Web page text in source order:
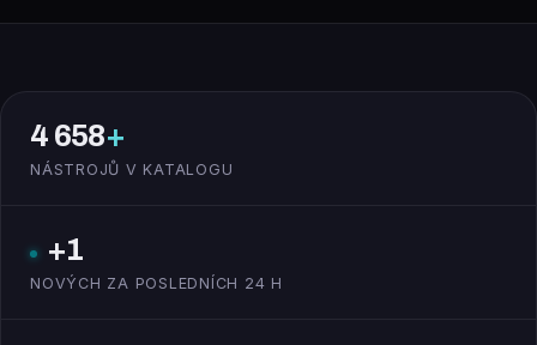
4 658+
NÁSTROJŮ V KATALOGU
+1
NOVÝCH ZA POSLEDNÍCH 24 H